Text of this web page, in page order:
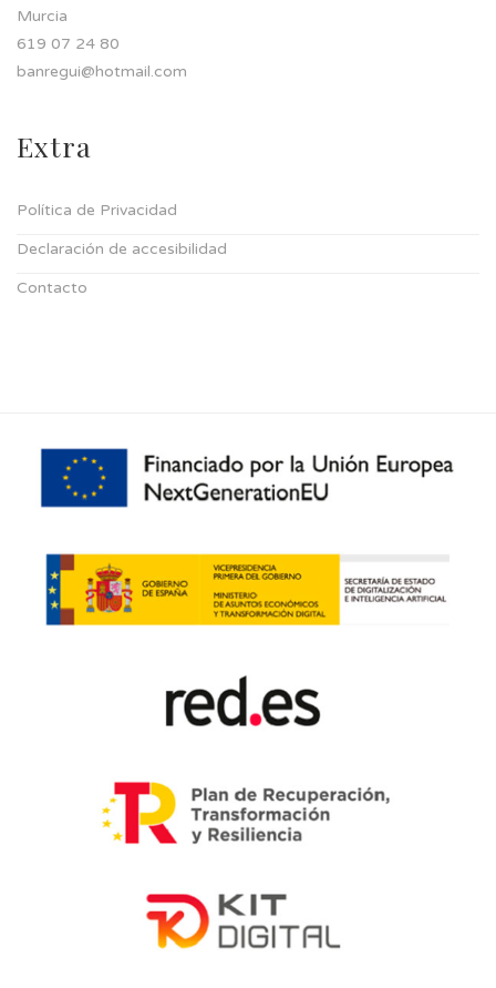
Murcia
619 07 24 80
banregui@hotmail.com
Extra
Política de Privacidad
Declaración de accesibilidad
Contacto